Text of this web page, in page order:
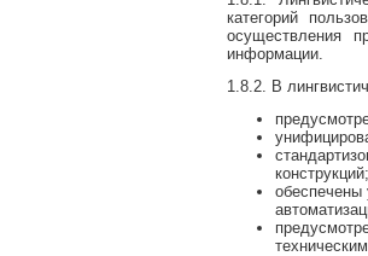
категорий
осуществления
информации.
1.8.2. В
конструкций;
обеспечены